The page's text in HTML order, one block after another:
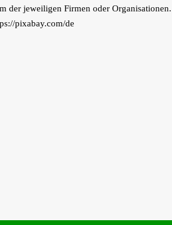
der jeweiligen Firmen oder Organisationen.
pixabay.com/de